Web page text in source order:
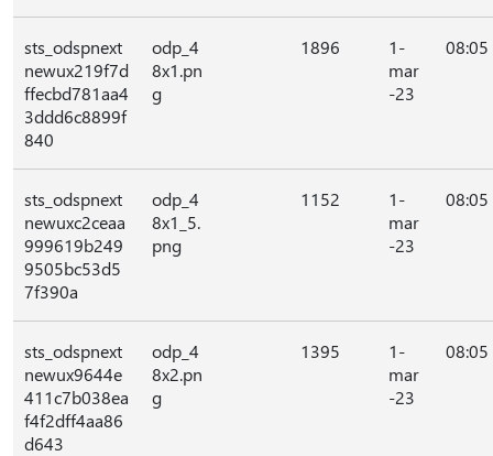
sts_odspnext
newux219f7d
ffecbd781aa4
3ddd6c8899f
840
odp_4
8x1.pn
g
1896
1-
mar
-23
08:05
sts_odspnext
newuxc2ceaa
999619b249
9505bc53d5
7f390a
odp_4
8x1_5.
png
1152
1-
mar
-23
08:05
sts_odspnext
newux9644e
411c7b038ea
f4f2dff4aa86
d643
odp_4
8x2.pn
g
1395
1-
mar
-23
08:05